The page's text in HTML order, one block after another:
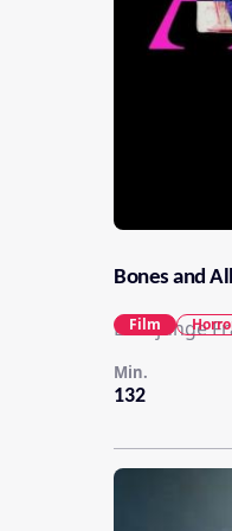
Bones and All
Eine junge
132
Min.
Film